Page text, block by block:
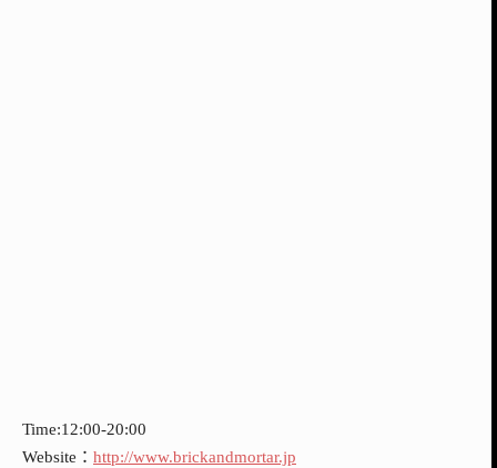
Time:12:00-20:00
Website： http://www.brickandmortar.jp